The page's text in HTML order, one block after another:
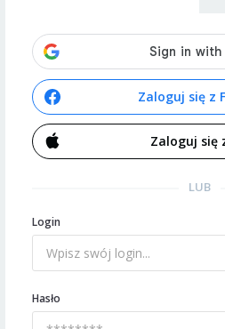
Zaloguj się z
Zaloguj się
LUB
Login
Hasło